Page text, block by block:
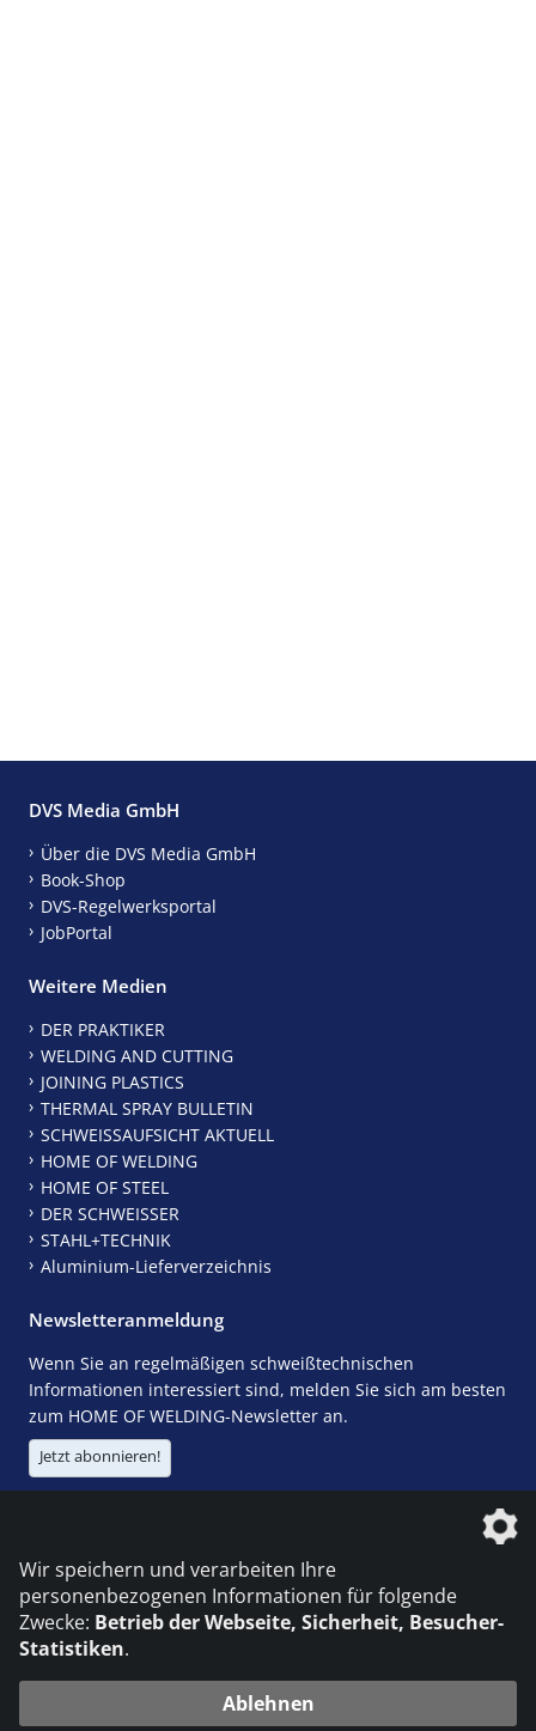
DVS Media GmbH
Über die DVS Media GmbH
Book-Shop
DVS-Regelwerksportal
JobPortal
Weitere Medien
DER PRAKTIKER
WELDING AND CUTTING
JOINING PLASTICS
THERMAL SPRAY BULLETIN
SCHWEISSAUFSICHT AKTUELL
HOME OF WELDING
HOME OF STEEL
DER SCHWEISSER
STAHL+TECHNIK
Aluminium-Lieferverzeichnis
Newsletteranmeldung
Wenn Sie an regelmäßigen schweißtechnischen
Informationen interessiert sind, melden Sie sich am besten
zum HOME OF WELDING-Newsletter an.
Jetzt abonnieren!
Die DVS Media GmbH ist ein Unternehmen der
Wir speichern und verarbeiten Ihre
personenbezogenen Informationen für folgende
Zwecke: Betrieb der Webseite, Sicherheit, Besucher-
Statistiken.
Ablehnen